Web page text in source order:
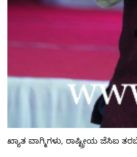
ಖ್ಯಾತ ವಾಗ್ಮಿಗಳು, ರಾಷ್ಟ್ರೀಯ ಜೆಸಿಐ